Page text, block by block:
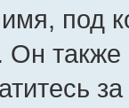
под
Он